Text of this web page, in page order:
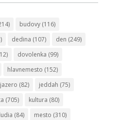
budovy(116)
dedina (107) den (249)
dovolenka (99)
hlavnemesto (152)
jazero (82) jeddah (75)
(705) kultura (80)
ludia (84) mesto (310)